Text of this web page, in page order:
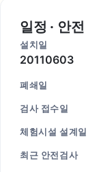
일정 · 안전
설치일
20110603
폐쇄일
검사 접수일
체험시설 설계일
최근 안전검사